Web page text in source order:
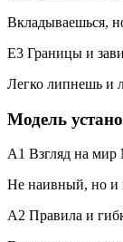
Вкладываешься,
E3 Границы и
Легко липнешь и
Модель
A1 Взгляд на мир
Не наивный, но и
A2 Правила и